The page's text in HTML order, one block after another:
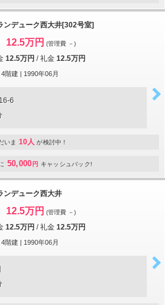
ンデューク西大井[302号室]
12.5万円 (管理費 －)
12.5万円 /礼金 12.5万円
4階建 | 1990年06月
6
いま 10人 が検討中！
50,000 円 キャッシュバック!
ンデューク西大井
12.5万円 (管理費 －)
12.5万円 /礼金 12.5万円
4階建 | 1990年06月